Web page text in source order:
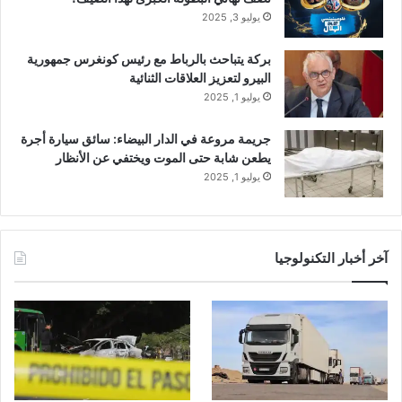
يوليو 3, 2025
بركة يتباحث بالرباط مع رئيس كونغرس جمهورية
البيرو لتعزيز العلاقات الثنائية
يوليو 1, 2025
جريمة مروعة في الدار البيضاء: سائق سيارة أجرة
يطعن شابة حتى الموت ويختفي عن الأنظار
يوليو 1, 2025
آخر أخبار التكنولوجيا